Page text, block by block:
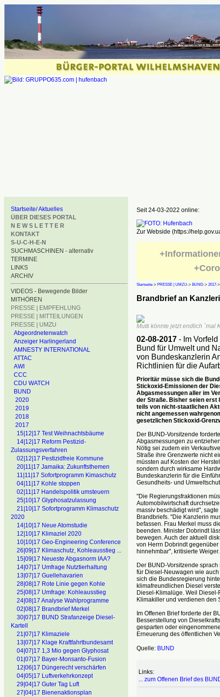
Startseite/ Aktuelles
ÜBER DIESES PORTAL
N E W S L E T T E R
KONTAKT
S-U-C-H-E-N
SUCHMASCHINEN - alternativ
TERMINE
LINKS
ARCHIV
VIDEOS - Bewegende Bilder
MITHÖREN
PRESSE | EMPFEHLUNG
PRESSE | MITTEILUNGEN
PRESSE | UMZU
Abgeordnetenwatch
Anzeiger Harlingerland
AMNESTY INTERNATIONAL
ATTAC
AWI
CCC
CDU WATCH
BUND
2020
2019
2018
2017
15|12|17 Test Weihnachtsbäume
14|12|17 Reform Pestizid-
Zulassungsverfahren
02|12|17 Pestizidfreie Kommune
20|11|17 Jamaika: Zukunftsthemen
11|11|17 Sofortprogramm Kimaschutz
04|11|17 Kohle stoppen
02|11|17 Handelspolitik umsteuern
25|10|17 Glyphosatzulassung
21|10|17 Sofortprogramm Klimaschutz
2020
14|10|17 Neue Atomstudie
12|10|17 Klimaziel 2020
10|10|17 Geo-Engineering Conference
26|09|17 Klimaschutz, Kohleausstieg ...
15|09|17 Neueste Abgasnorm IAA?
14|07|17 Umfrage Nutztierhaltung
13|07|17 Guellehavarien
28|08|17 Rote Linie gegen Kohle
25|08|17 Umfrage: Kohleausstieg
24|08|17 Analyse Wahlprogramme
02|08|17 Brandbrief Merkel
30|07|17 BUND Strafanzeige Diesel-
Kartell
21|07|17 Klimaziele
13|07|17 Klage Kraftfahrtbundesamt
04|07|17 1,3 Mio gegen Glyphosat
01|07|17 Bayer-Monsanto-Fusion
12|06|17 Düngerecht verschärfen
04|05|17 Luftverkehrkonzept
29|04|17 Guter Tag Luft
27|04|17 Bienenaktionsplan
Seit 24-03-2022 online:
Zur Webside (https://
Startseite-> PRESSE | UMZU-> BUND-> 2017-
Brandbrief an
Mutti könnte jetzt endlich ´mal
02-08-2017 - Im
Bund für Umwelt und
von Bundeskanzlerin
Richtlinien für die
Prioritär müsse sich die
Stickoxid-Emissionen der
Abgasmessungen aller im
der Straße. Bisher seien erst
teils von nicht-staatlichen
nicht angemessen
gesetzlichen Stickoxid-
Der BUND-Vorsitzende
Abgasmessungen zu
Nötig sei zudem ein
Straße ihre Grenzwerte nicht
müssten auf Kosten der
sondern durch wirksame
Bundeskanzlerin für die
Gesundheits- und
"Die Regierungsfraktionen
Automobilwirtschaft
massiv beschädigt wird",
Brandbriefs. "Die Kanzlerin
befassen. Frau Merkel muss
beenden. Minister Dobrindt
bewegen. Auch der aktuell
von Herrn Dobrindt
hinnehmbar", kritisierte Weiger.
Der BUND-Vorsitzende
für Diesel-Neuwagen wie
sich die Bundesregierung
klimafreundlichen Diesel
Diesel-Klimalüge. Weil
Klimakiller und verdienen den
Im Offenen Brief forderte der
Besserstellung von
gesparten oder
Erneuerung des öffentlichen
Quelle: BUND
Links:
... zum Offenen Brief des